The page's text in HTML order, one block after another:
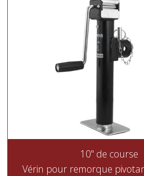
10" de course
Vérin pour remorque